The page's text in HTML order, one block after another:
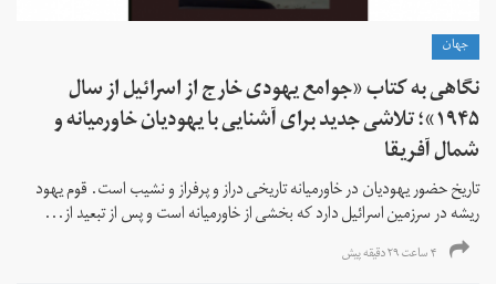
جهان
نگاهی به کتاب «جوامع یهودی خارج از اسرائیل از سال
۱۹۴۵»؛ تلاشی جدید برای آشنایی با یهودیان خاورمیانه و
شمال آفریقا
تاریخ حضور یهودیان در خاورمیانه تاریخی دراز و پرفراز و نشیب است. قوم یهود
ریشه در سرزمین اسرائیل دارد که بخشی از خاورمیانه است و پس از تبعید از...
۴ ساعت ۲۹ دقیقه پیش